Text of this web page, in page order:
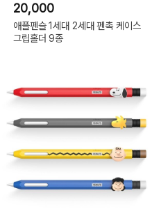
20,000
애플펜슬 1세대 2세대 펜촉 케이스
그립홀더 9종